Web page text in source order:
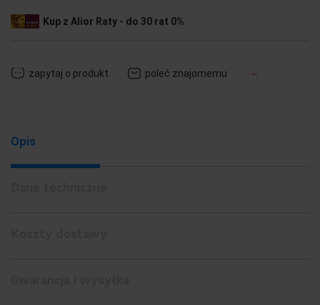
Kup z Alior Raty - do 30 rat 0%
zapytaj o produkt poleć znajomemu
Opis